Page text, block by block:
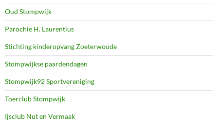
Oud Stompwijk
Parochie H. Laurentius
Stichting kinderopvang Zoeterwoude
Stompwijkse paardendagen
Stompwijk92 Sportvereniging
Toerclub Stompwijk
Ijsclub Nut en Vermaak